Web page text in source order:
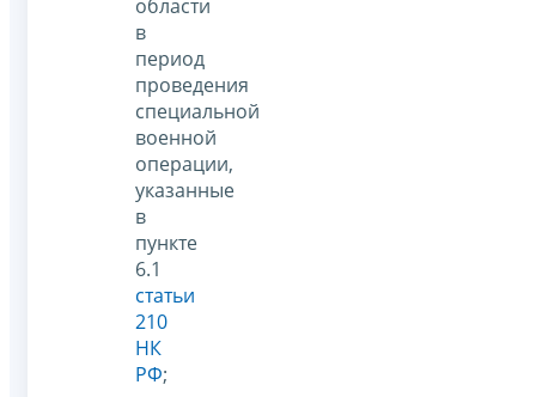
области
в
период
проведения
специальной
военной
операции,
указанные
в
пункте
6.1
статьи
210
НК
РФ;